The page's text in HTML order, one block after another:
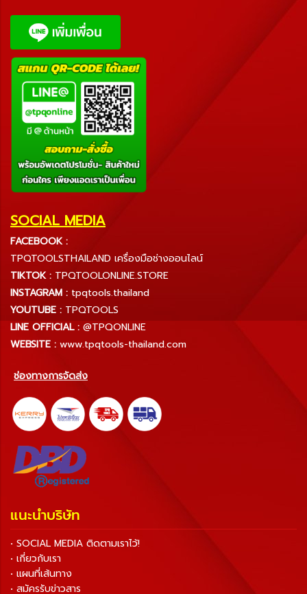
SOCIAL MEDIA
FACEBOOK :
TPQTOOLSTHAILAND เครื่องมือช่างออนไลน์
TIKTOK : TPQTOOLONLINE.STORE
INSTAGRAM : tpqtools.thailand
YOUTUBE : TPQTOOLS
LINE OFFICIAL : @TPQONLINE
WEBSITE : www.tpqtools-thailand.com
ช่องทางการจัดส่ง
แนะนำบริษัท
• SOCIAL MEDIA ติดตามเราไว้!
• เกี่ยวกับเรา
• แผนที่เส้นทาง
• สมัครรับข่าวสาร